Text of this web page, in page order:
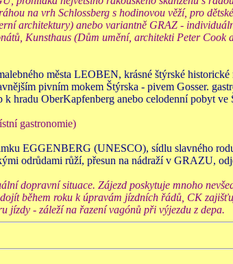
na vrh Schlossberg s hodinovou věží, pro
architektury) anebo variantně GRAZ -
Kunsthaus (Dům umění, architekti Peter Cook
města LEOBEN, krásné štýrské
pivním mokem Štýrska - pivem Gosser.
k hradu OberKapfenberg anebo celodenní pobyt
gastronomie)
EGGENBERG (UNESCO), sídlu slavného
odrůdami růží, přesun na nádraží v GRAZU,
dopravní situace. Zájezd poskytuje mnoho
během roku k úpravám jízdních řádů, CK
jízdy - záleží na řazení vagónů při výjezdu z depa.